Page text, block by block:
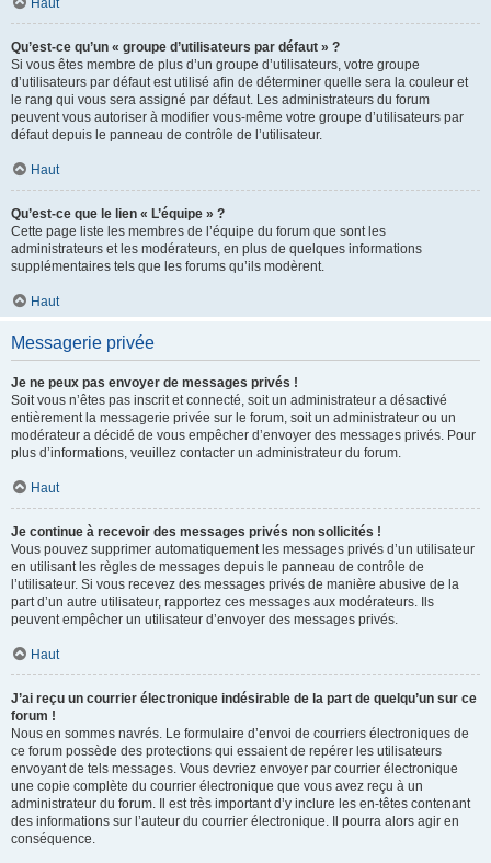
Haut
Qu’est-ce qu’un « groupe d’utilisateurs par défaut » ?
Si vous êtes membre de plus d’un groupe d’utilisateurs, votre groupe
d’utilisateurs par défaut est utilisé afin de déterminer quelle sera la couleur et
le rang qui vous sera assigné par défaut. Les administrateurs du forum
peuvent vous autoriser à modifier vous-même votre groupe d’utilisateurs par
défaut depuis le panneau de contrôle de l’utilisateur.
Haut
Qu’est-ce que le lien « L’équipe » ?
Cette page liste les membres de l’équipe du forum que sont les
administrateurs et les modérateurs, en plus de quelques informations
supplémentaires tels que les forums qu’ils modèrent.
Haut
Messagerie privée
Je ne peux pas envoyer de messages privés !
Soit vous n’êtes pas inscrit et connecté, soit un administrateur a désactivé
entièrement la messagerie privée sur le forum, soit un administrateur ou un
modérateur a décidé de vous empêcher d’envoyer des messages privés. Pour
plus d’informations, veuillez contacter un administrateur du forum.
Haut
Je continue à recevoir des messages privés non sollicités !
Vous pouvez supprimer automatiquement les messages privés d’un utilisateur
en utilisant les règles de messages depuis le panneau de contrôle de
l’utilisateur. Si vous recevez des messages privés de manière abusive de la
part d’un autre utilisateur, rapportez ces messages aux modérateurs. Ils
peuvent empêcher un utilisateur d’envoyer des messages privés.
Haut
J’ai reçu un courrier électronique indésirable de la part de quelqu’un sur ce
forum !
Nous en sommes navrés. Le formulaire d’envoi de courriers électroniques de
ce forum possède des protections qui essaient de repérer les utilisateurs
envoyant de tels messages. Vous devriez envoyer par courrier électronique
une copie complète du courrier électronique que vous avez reçu à un
administrateur du forum. Il est très important d’y inclure les en-têtes contenant
des informations sur l’auteur du courrier électronique. Il pourra alors agir en
conséquence.